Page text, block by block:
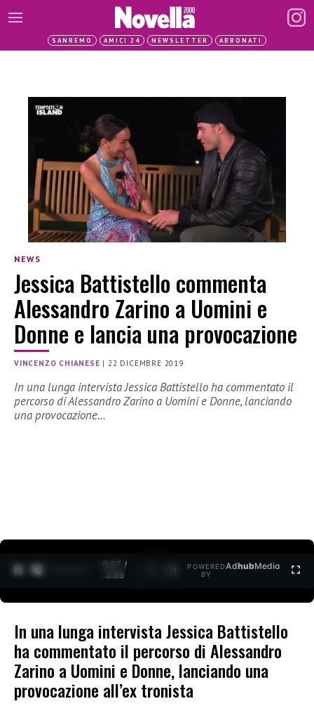
SANREMO AMICI 24 NEWSLETTER ABBONATI
NEWS
Jessica Battistello commenta
Alessandro Zarino a Uomini e
Donne e lancia una provocazione
VINCENZO CHIANESE |22 DICEMBRE 2019
In una lunga intervista Jessica Battistello ha commentato il
percorso di Alessandro Zarino a Uomini e Donne, lanciando
una provocazione…
0:27 /
3:35
POWERED
BY
AdhubMedia
In una lunga intervista Jessica Battistello
ha commentato il percorso di Alessandro
Zarino a Uomini e Donne, lanciando una
provocazione all’ex tronista